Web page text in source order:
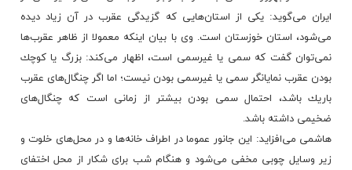
ایران می‌گوید: یكی از استان‌هایی كه گزیدگی عقرب در آن زیاد دیده
می‌شود، استان خوزستان است. وی با بیان اینكه معمولا از ظاهر عقرب‌ها
نمی‌توان گفت كه سمی یا غیرسمی است‌، اظهار می‌كند: بزرگ یا كوچك
بودن عقرب نمایانگر سمی یا غیرسمی بودن نیست؛ اما اگر چنگال‌های عقرب
باریك باشد، احتمال سمی بودن بیشتر از زمانی است كه چنگال‌های
ضخیمی داشته باشد.
هاشمی می‌افزاید: این جانور عموما در اطراف خانه‌ها و در محل‌های خلوت و
زیر وسایل چوبی مخفی می‌شود و هنگام شب برای شكار از محل اختفای